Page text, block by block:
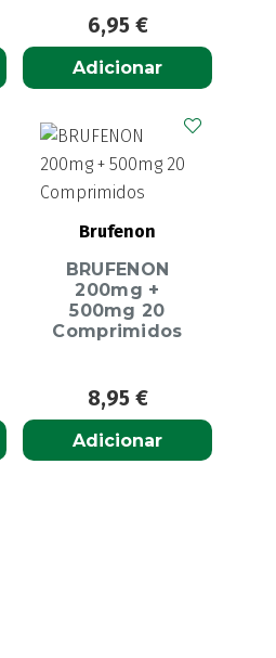
6,95 €
Adicionar
Brufenon
BRUFENON
200mg +
500mg 20
Comprimidos
8,95 €
Adicionar